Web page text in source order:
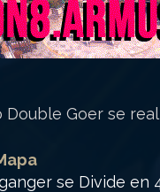
Double Goer se
se Divide en